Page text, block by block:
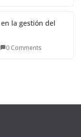
la gestión del
0 Comments